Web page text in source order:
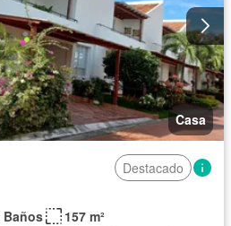
Casa
Destacado
Baños
157 m²